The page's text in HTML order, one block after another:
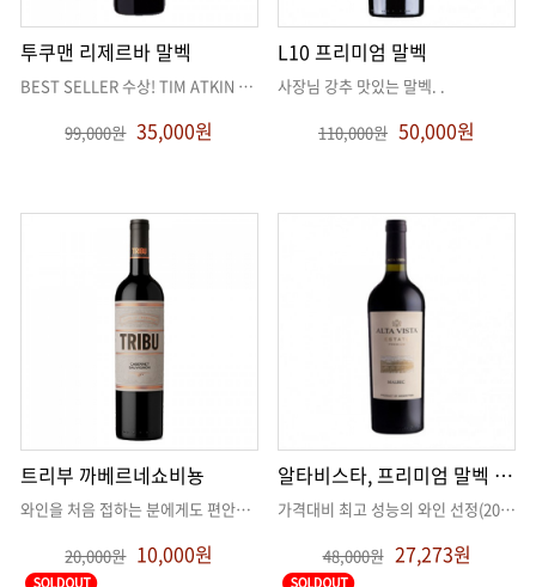
투쿠맨 리제르바 말벡
BEST SELLER 수상! TIM ATKIN 91점 . .
99,000원 35,000원
L10 프리미엄 말벡
사장님 강추 맛있는 말벡. .
110,000원 50,000원
트리부 까베르네쇼비뇽
와인을 처음 접하는 분에게도 편안하고, 매일의 식탁에도 자연스럽게 어울리 . .
20,000원 10,000원
알타비스타, 프리미엄 말벡 [품절][미전시]
가격대비 최고 성능의 와인 선정(2004.09)
48,000원 27,273원